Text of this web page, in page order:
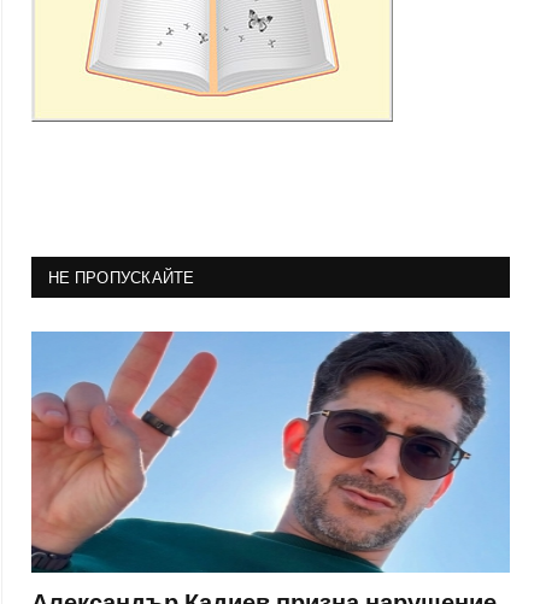
НЕ ПРОПУСКАЙТЕ